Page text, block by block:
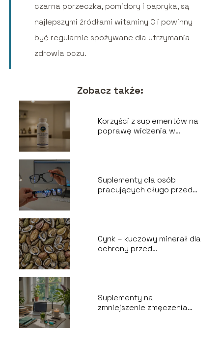
czarna porzeczka, pomidory i papryka, są
najlepszymi źródłami witaminy C i powinny
być regularnie spożywane dla utrzymania
zdrowia oczu.
Zobacz także:
Korzyści z suplementów na
poprawę widzenia w
Suplementy dla osób
pracujących długo przed
Cynk – kuczowy minerał dla
ochrony przed
Suplementy na
zmniejszenie zmęczenia